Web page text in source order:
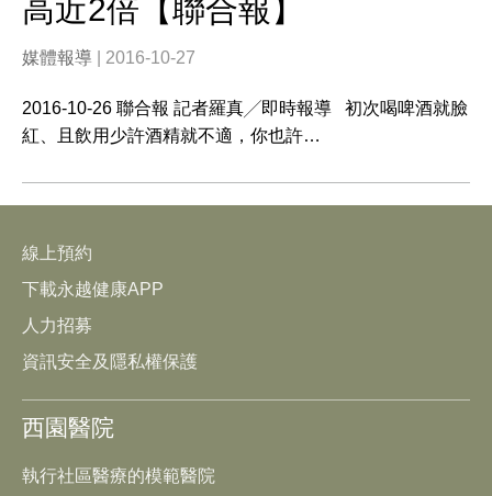
高近2倍【聯合報】
媒體報導 | 2016-10-27
2016-10-26 聯合報 記者羅真╱即時報導 初次喝啤酒就臉
紅、且飲用少許酒精就不適，你也許…
線上預約
下載永越健康APP
人力招募
資訊安全及隱私權保護
西園醫院
執行社區醫療的模範醫院